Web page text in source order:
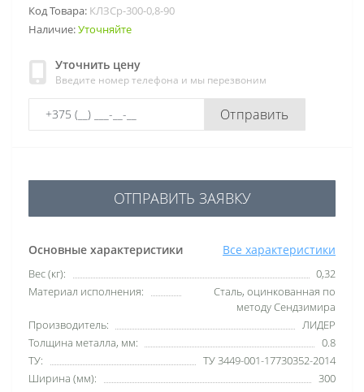
Код Товара: КЛЗСр-300-0,8-90
Наличие:Уточняйте
Уточнить цену
Введите номер телефона и мы перезвоним
Отправить
Основные характеристики Все характеристики
Вес (кг):
0,32
Материал исполнения:
Сталь, оцинкованная по
методу Сендзимира
Производитель:
ЛИДЕР
Толщина металла, мм:
0.8
ТУ:
ТУ 3449-001-17730352-2014
Ширина (мм):
300
ОТПРАВИТЬ ЗАЯВКУ